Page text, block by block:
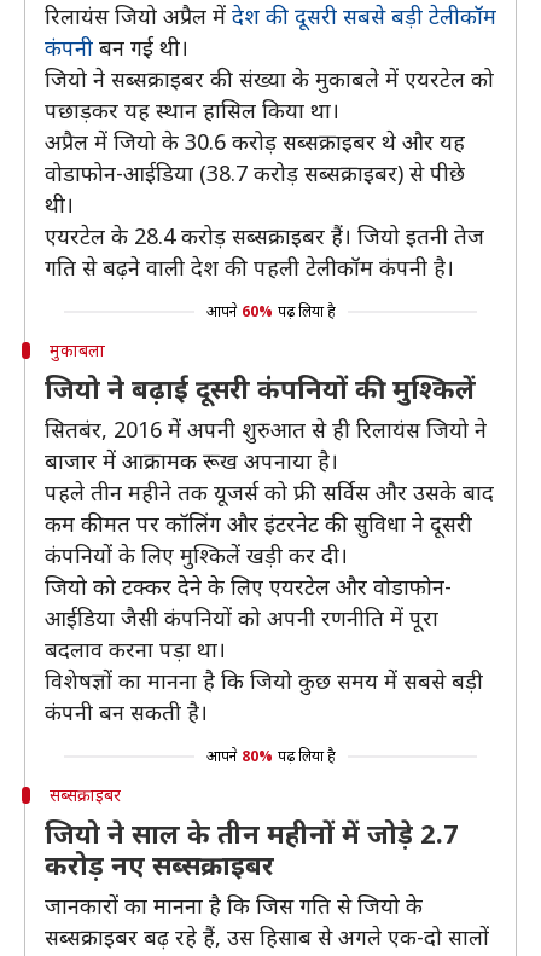
रिलायंस जियो अप्रैल में देश की दूसरी सबसे बड़ी टेलीकॉम
कंपनी बन गई थी।
जियो ने सब्सक्राइबर की संख्या के मुकाबले में एयरटेल को
पछाड़कर यह स्थान हासिल किया था।
अप्रैल में जियो के 30.6 करोड़ सब्सक्राइबर थे और यह
वोडाफोन-आईडिया (38.7 करोड़ सब्सक्राइबर) से पीछे
थी।
एयरटेल के 28.4 करोड़ सब्सक्राइबर हैं। जियो इतनी तेज
गति से बढ़ने वाली देश की पहली टेलीकॉम कंपनी है।
आपने 60% पढ़ लिया है
मुकाबला
जियो ने बढ़ाई दूसरी कंपनियों की मुश्किलें
सितबंर, 2016 में अपनी शुरुआत से ही रिलायंस जियो ने
बाजार में आक्रामक रूख अपनाया है।
पहले तीन महीने तक यूजर्स को फ्री सर्विस और उसके बाद
कम कीमत पर कॉलिंग और इंटरनेट की सुविधा ने दूसरी
कंपनियों के लिए मुश्किलें खड़ी कर दी।
जियो को टक्कर देने के लिए एयरटेल और वोडाफोन-
आईडिया जैसी कंपनियों को अपनी रणनीति में पूरा
बदलाव करना पड़ा था।
विशेषज्ञों का मानना है कि जियो कुछ समय में सबसे बड़ी
कंपनी बन सकती है।
आपने 80% पढ़ लिया है
सब्सक्राइबर
जियो ने साल के तीन महीनों में जोड़े 2.7
करोड़ नए सब्सक्राइबर
जानकारों का मानना है कि जिस गति से जियो के
सब्सक्राइबर बढ़ रहे हैं, उस हिसाब से अगले एक-दो सालों